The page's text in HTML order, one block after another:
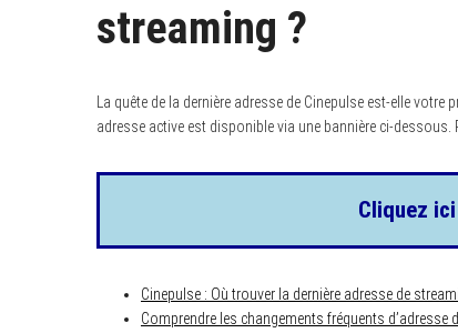
streaming ?
La quête de la dernière adresse de Cinepulse est-elle
adresse active est disponible via une bannière ci-
Cliquez
Cinepulse : Où trouver la dernière adresse de
Comprendre les changements fréquents d’adresse